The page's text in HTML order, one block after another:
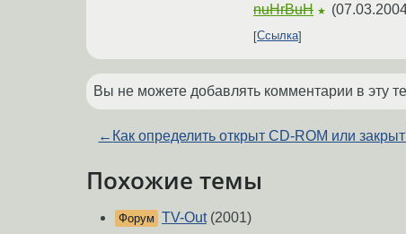
nuHrBuH ★ (
Ссылка
Вы не можете добавлять комментарии в эту
← Как определить открыт CD-ROM или
Похожие темы
Форум TV-Out(2001)